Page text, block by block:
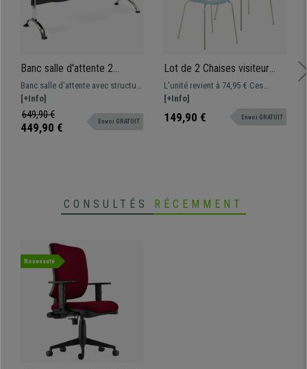
Banc salle d'attente 2
sièges et table ENZO,
Structure en Métal,
Plastique Bleu
Banc salle d'attente avec structure
en métal et assises design en
plastique. Très résistant et
pratique. Disponible en plusieurs
[+Info]
649,90 €
449,90 € Envoi GRATUIT
Lot de 2 Chaises visiteur
CARVALLO, Structure
Métallique, Empilables, Bleu
L'unité revient à 74,95 € Ces
chaises visiteur exclusives sont
votre grand allié pour offrir à vos
invités ou clients un siège de
[+Info]
149,90 € Envoi GRATUIT
CONSULTÉS RÉCEMMENT
Nouveauté